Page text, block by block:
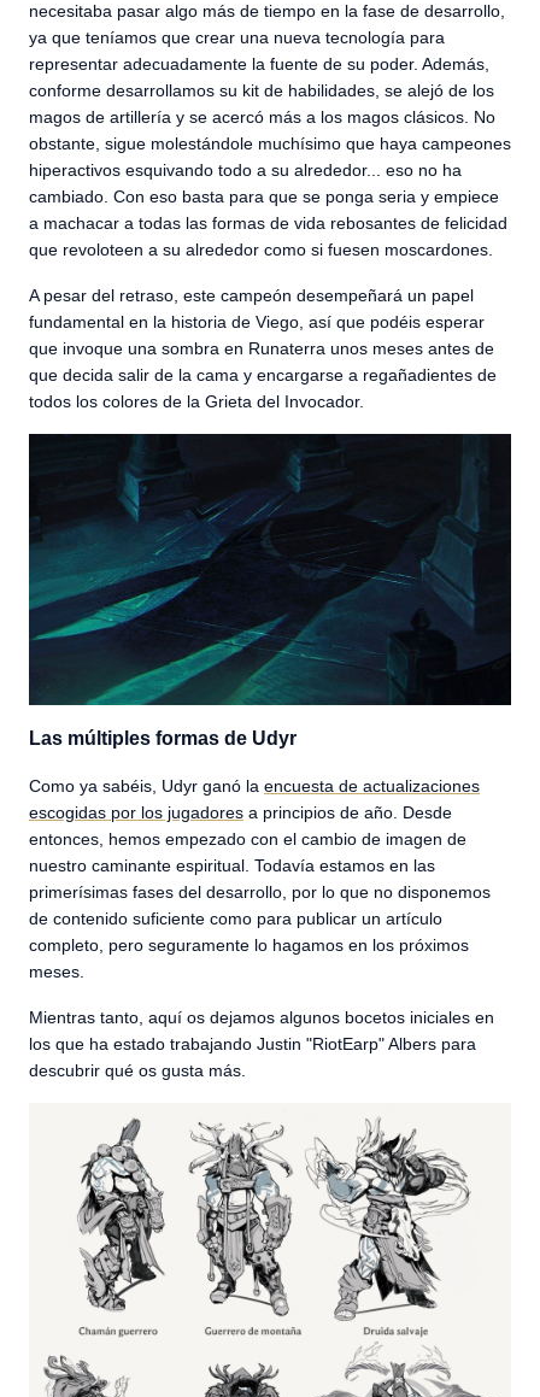
necesitaba pasar algo más de tiempo en la fase de desarrollo,
ya que teníamos que crear una nueva tecnología para
representar adecuadamente la fuente de su poder. Además,
conforme desarrollamos su kit de habilidades, se alejó de los
magos de artillería y se acercó más a los magos clásicos. No
obstante, sigue molestándole muchísimo que haya campeones
hiperactivos esquivando todo a su alrededor... eso no ha
cambiado. Con eso basta para que se ponga seria y empiece
a machacar a todas las formas de vida rebosantes de felicidad
que revoloteen a su alrededor como si fuesen moscardones.
A pesar del retraso, este campeón desempeñará un papel
fundamental en la historia de Viego, así que podéis esperar
que invoque una sombra en Runaterra unos meses antes de
que decida salir de la cama y encargarse a regañadientes de
todos los colores de la Grieta del Invocador.
Las múltiples formas de Udyr
Como ya sabéis, Udyr ganó la encuesta de actualizaciones
escogidas por los jugadores a principios de año. Desde
entonces, hemos empezado con el cambio de imagen de
nuestro caminante espiritual. Todavía estamos en las
primerísimas fases del desarrollo, por lo que no disponemos
de contenido suficiente como para publicar un artículo
completo, pero seguramente lo hagamos en los próximos
meses.
Mientras tanto, aquí os dejamos algunos bocetos iniciales en
los que ha estado trabajando Justin "RiotEarp" Albers para
descubrir qué os gusta más.